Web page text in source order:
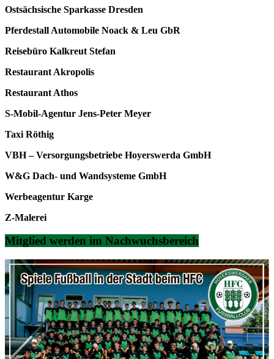
Ostsächsische Sparkasse Dresden
Pferdestall Automobile Noack & Leu GbR
Reisebüro Kalkreut Stefan
Restaurant Akropolis
Restaurant Athos
S-Mobil-Agentur Jens-Peter Meyer
Taxi Röthig
VBH – Versorgungsbetriebe Hoyerswerda GmbH
W&G Dach- und Wandsysteme GmbH
Werbeagentur Karge
Z-Malerei
Mitglied werden im Nachwuchsbereich